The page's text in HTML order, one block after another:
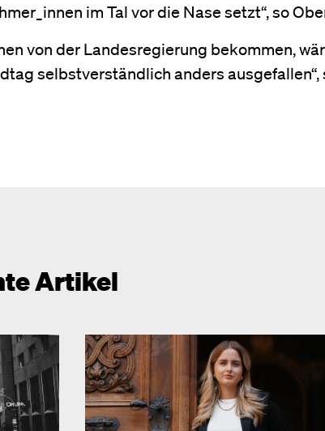
im Tal vor die Nase setzt“, so
von der Landesregierung bekommen,
selbstverständlich anders ausgefallen“,
Artikel